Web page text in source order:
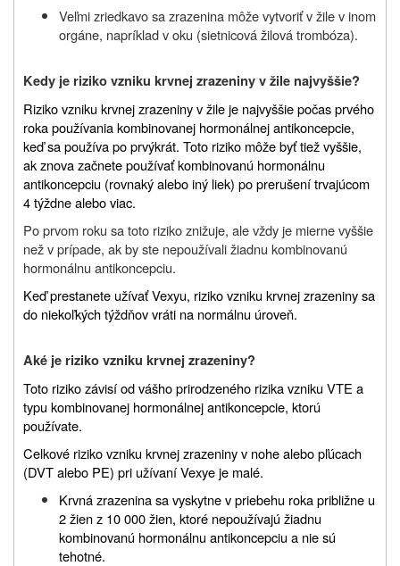
Veľmi zriedkavo sa zrazenina môže vytvoriť v žile v inom
orgáne, napríklad v oku (sietnicová žilová trombóza).
Kedy je riziko vzniku krvnej zrazeniny v žile najvyššie?
Riziko vzniku krvnej zrazeniny v žile je najvyššie počas prvého
roka používania kombinovanej hormonálnej antikoncepcie,
keď sa používa po prvýkrát. Toto riziko môže byť tiež vyššie,
ak znova začnete používať kombinovanú hormonálnu
antikoncepciu (rovnaký alebo iný liek) po prerušení trvajúcom
4 týždne alebo viac.
Po prvom roku sa toto riziko znižuje, ale vždy je mierne vyššie
než v prípade, ak by ste nepoužívali žiadnu kombinovanú
hormonálnu antikoncepciu.
Keď prestanete užívať Vexyu, riziko vzniku krvnej zrazeniny sa
do niekoľkých týždňov vráti na normálnu úroveň.
Aké je riziko vzniku krvnej zrazeniny?
Toto riziko závisí od vášho prirodzeného rizika vzniku VTE a
typu kombinovanej hormonálnej antikoncepcie, ktorú
používate.
Celkové riziko vzniku krvnej zrazeniny v nohe alebo pľúcach
(DVT alebo PE) pri užívaní Vexye je malé.
Krvná zrazenina sa vyskytne v priebehu roka približne u
2 žien z 10 000 žien, ktoré nepoužívajú žiadnu
kombinovanú hormonálnu antikoncepciu a nie sú
tehotné.